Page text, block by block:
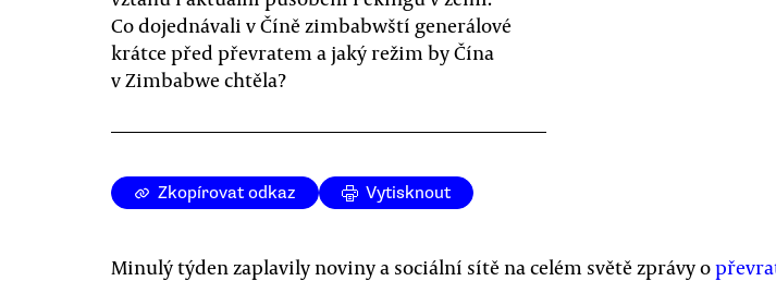
Co dojednávali v Číně zimbabwští generálové
krátce před převratem a jaký režim by Čína
v Zimbabwe chtěla?
Zkopírovat odkaz Vytisknout
Minulý týden zaplavily noviny a sociální sítě na celém světě zprávy o